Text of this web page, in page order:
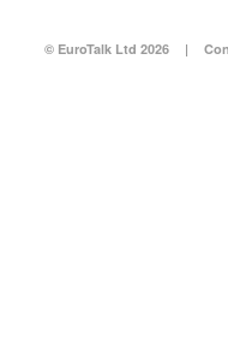
© EuroTalk Ltd 2026 |